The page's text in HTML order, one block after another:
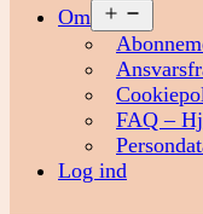
Om
menu
FAQ –
Log ind